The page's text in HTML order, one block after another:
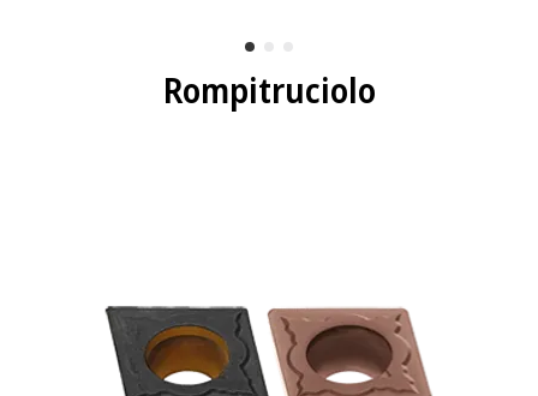
Rompitruciolo